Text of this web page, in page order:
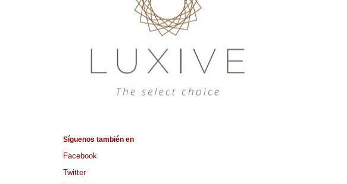
Síguenos también en
Facebook
Twitter